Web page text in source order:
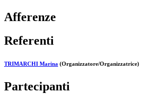
Afferenze
Referenti
TRIMARCHI Marina (Organizzatore/Organizzatrice)
Partecipanti